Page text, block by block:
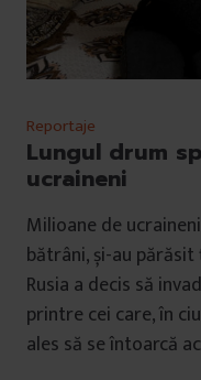
Reportaje
Lungul drum
ucraineni
Milioane de
bătrâni, și-au
Rusia a decis să
printre cei care, în
ales să se întoarcă